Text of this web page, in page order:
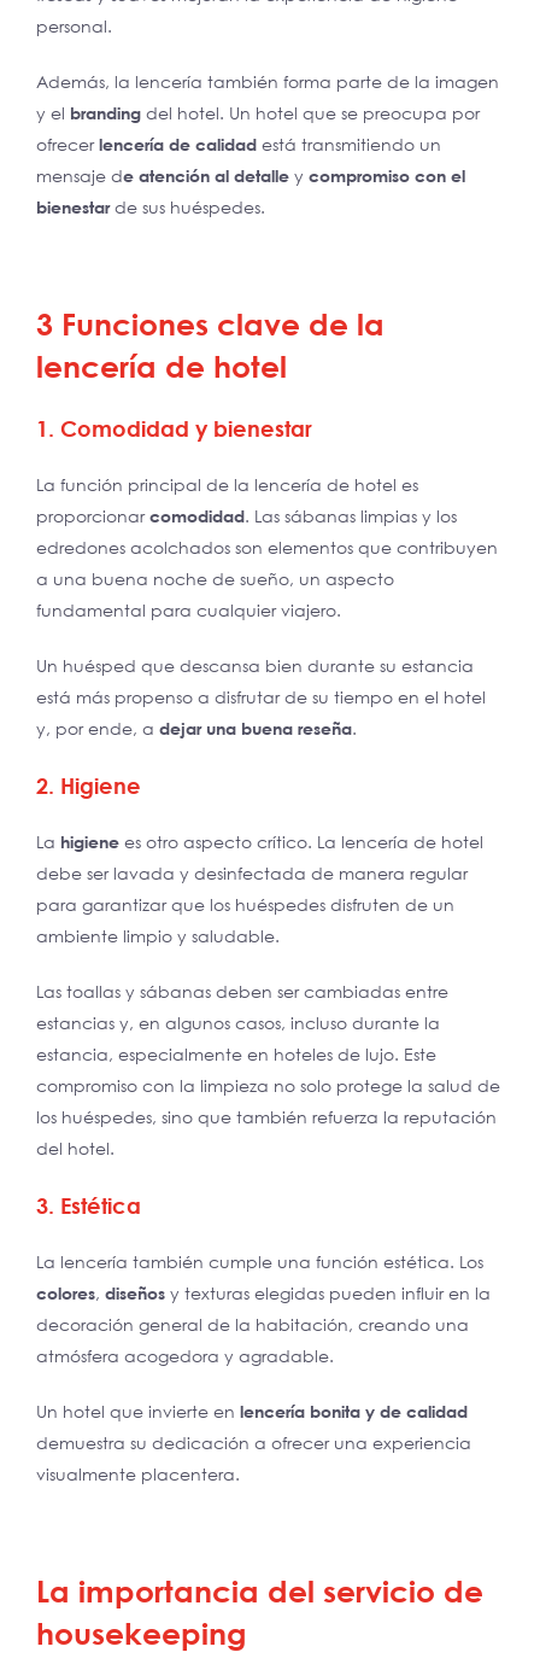
personal.
Además, la lencería también forma parte de la imagen
y el branding del hotel. Un hotel que se preocupa por
ofrecerlencería de calidad está transmitiendo un
mensaje de atención al detalle y compromiso con el
bienestarde sus huéspedes.
3 Funciones clave de la
lencería de hotel
1. Comodidad y bienestar
La función principal de la lencería de hotel es
proporcionarcomodidad. Las sábanas limpias y los
edredones acolchados son elementos que contribuyen
a una buena noche de sueño, un aspecto
fundamental para cualquier viajero.
Un huésped que descansa bien durante su estancia
está más propenso a disfrutar de su tiempo en el hotel
y, por ende, a dejar una buena reseña.
2. Higiene
La higiene es otro aspecto crítico. La lencería de hotel
debe ser lavada y desinfectada de manera regular
para garantizar que los huéspedes disfruten de un
ambiente limpio y saludable.
Las toallas y sábanas deben ser cambiadas entre
estancias y, en algunos casos, incluso durante la
estancia, especialmente en hoteles de lujo. Este
compromiso con la limpieza no solo protege la salud de
los huéspedes, sino que también refuerza la reputación
del hotel.
3. Estética
La lencería también cumple una función estética. Los
colores, diseños y texturas elegidas pueden influir en la
decoración general de la habitación, creando una
atmósfera acogedora y agradable.
Un hotel que invierte en lencería bonita y de calidad
demuestra su dedicación a ofrecer una experiencia
visualmente placentera.
La importancia del servicio de
housekeeping